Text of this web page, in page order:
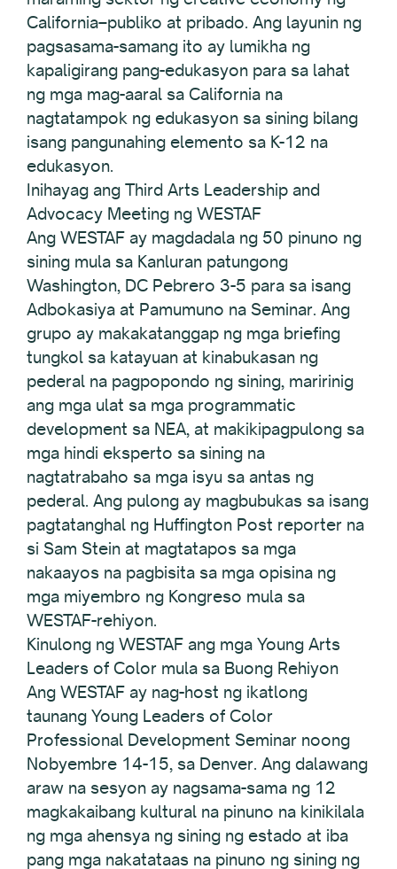
California–publiko at pribado. Ang layunin ng
pagsasama-samang ito ay lumikha ng
kapaligirang pang-edukasyon para sa lahat
ng mga mag-aaral sa California na
nagtatampok ng edukasyon sa sining bilang
isang pangunahing elemento sa K-12 na
edukasyon.
Inihayag ang Third Arts Leadership and
Advocacy Meeting ng WESTAF
Ang WESTAF ay magdadala ng 50 pinuno ng
sining mula sa Kanluran patungong
Washington, DC Pebrero 3-5 para sa isang
Adbokasiya at Pamumuno na Seminar. Ang
grupo ay makakatanggap ng mga briefing
tungkol sa katayuan at kinabukasan ng
pederal na pagpopondo ng sining, maririnig
ang mga ulat sa mga programmatic
development sa NEA, at makikipagpulong sa
mga hindi eksperto sa sining na
nagtatrabaho sa mga isyu sa antas ng
pederal. Ang pulong ay magbubukas sa isang
pagtatanghal ng Huffington Post reporter na
si Sam Stein at magtatapos sa mga
nakaayos na pagbisita sa mga opisina ng
mga miyembro ng Kongreso mula sa
WESTAF-rehiyon.
Kinulong ng WESTAF ang mga Young Arts
Leaders of Color mula sa Buong Rehiyon
Ang WESTAF ay nag-host ng ikatlong
taunang Young Leaders of Color
Professional Development Seminar noong
Nobyembre 14-15, sa Denver. Ang dalawang
araw na sesyon ay nagsama-sama ng 12
magkakaibang kultural na pinuno na kinikilala
ng mga ahensya ng sining ng estado at iba
pang mga nakatataas na pinuno ng sining ng